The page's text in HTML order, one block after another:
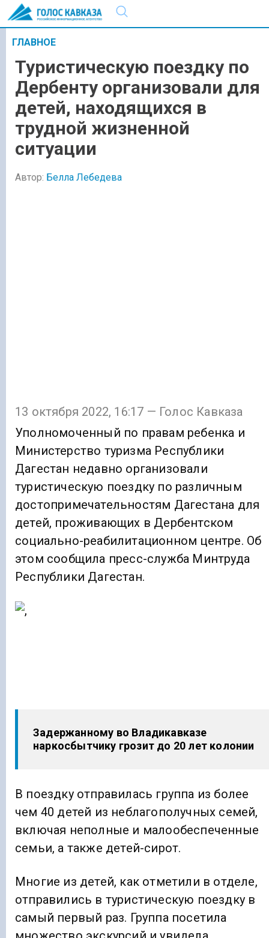
ГЛАВНОЕ
Туристическую поездку по
Дербенту организовали для
детей, находящихся в
трудной жизненной
ситуации
Автор: Белла Лебедева
13 октября 2022, 16:17 — Голос Кавказа
Уполномоченный по правам ребенка и
Министерство туризма Республики
Дагестан недавно организовали
туристическую поездку по различным
достопримечательностям Дагестана для
детей, проживающих в Дербентском
социально-реабилитационном центре. Об
этом сообщила пресс-служба Минтруда
Республики Дагестан.
Задержанному во Владикавказе
наркосбытчику грозит до 20 лет колонии
В поездку отправилась группа из более
чем 40 детей из неблагополучных семей,
включая неполные и малообеспеченные
семьи, а также детей-сирот.
Многие из детей, как отметили в отделе,
отправились в туристическую поездку в
самый первый раз. Группа посетила